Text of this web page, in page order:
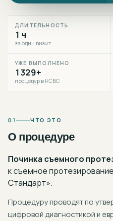
ДЛИТЕЛЬНОСТЬ
1 ч
за один визит
УЖЕ ВЫПОЛНЕНО
1329+
процедур в НСВС
01 ЧТО ЭТО
О процедуре
Починка съемного
ксъемное протезирование
Стандарт».
Процедуру проводят по
цифровой диагностикой и